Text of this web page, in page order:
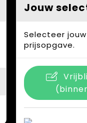
Jouw
Selecteer
prijsopgave.